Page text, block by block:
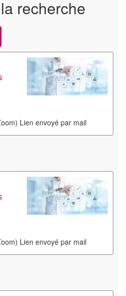
recherche
Lien envoyé par mail
Lien envoyé par mail